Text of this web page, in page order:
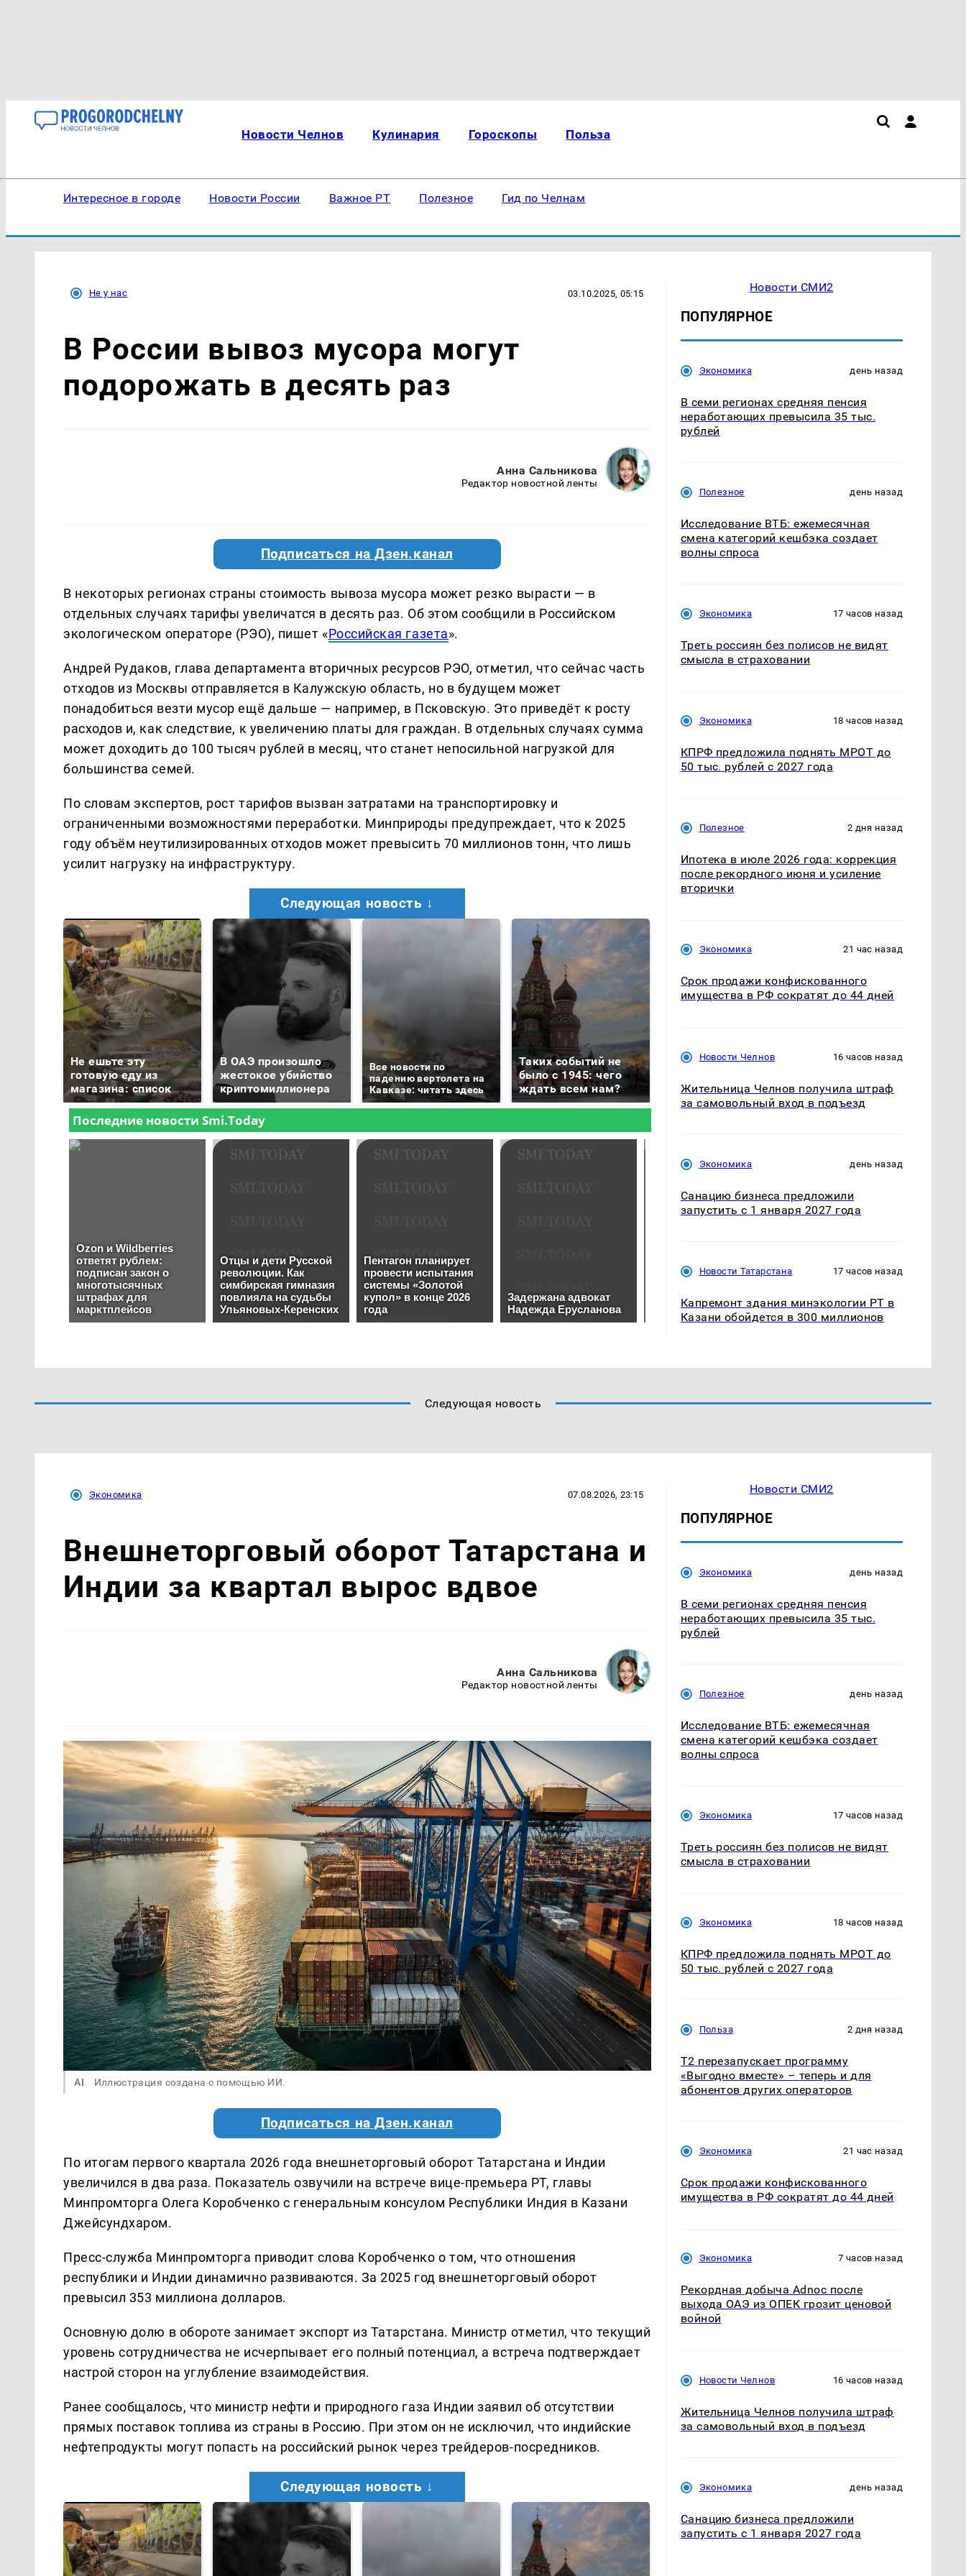
Новости Челнов Кулинария Гороскопы Польза
Интересное в городе Новости России Важное РТ Полезное Гид по Челнам
Не у нас 03.10.2025, 05:15
В России вывоз мусора могут
подорожать в десять раз
Анна Сальникова
Редактор новостной ленты
Подписаться на Дзен.канал
В некоторых регионах страны стоимость вывоза мусора может резко вырасти — в
отдельных случаях тарифы увеличатся в десять раз. Об этом сообщили в Российском
экологическом операторе (РЭО), пишет «Российская газета».
Андрей Рудаков, глава департамента вторичных ресурсов РЭО, отметил, что сейчас часть
отходов из Москвы отправляется в Калужскую область, но в будущем может
понадобиться везти мусор ещё дальше — например, в Псковскую. Это приведёт к росту
расходов и, как следствие, к увеличению платы для граждан. В отдельных случаях сумма
может доходить до 100 тысяч рублей в месяц, что станет непосильной нагрузкой для
большинства семей.
По словам экспертов, рост тарифов вызван затратами на транспортировку и
ограниченными возможностями переработки. Минприроды предупреждает, что к 2025
году объём неутилизированных отходов может превысить 70 миллионов тонн, что лишь
усилит нагрузку на инфраструктуру.
Следующая новость ↓
Не ешьте эту
готовую еду из
магазина: список
В ОАЭ произошло
жестокое убийство
криптомиллионера
Все новости по
падению вертолета на
Кавказе: читать здесь
Таких событий не
было с 1945: чего
ждать всем нам?
В магазинах России
продукта: что купить?
полицейскую
подожгли.
Новости СМИ2
ПОПУЛЯРНОЕ
Экономика день назад
В семи регионах средняя пенсия
неработающих превысила 35 тыс.
рублей
Полезное день назад
Исследование ВТБ: ежемесячная
смена категорий кешбэка создает
волны спроса
Экономика 17 часов назад
Треть россиян без полисов не видят
смысла в страховании
Экономика 18 часов назад
КПРФ предложила поднять МРОТ до
50 тыс. рублей с 2027 года
Полезное 2 дня назад
Ипотека в июле 2026 года: коррекция
после рекордного июня и усиление
вторички
Экономика 21 час назад
Срок продажи конфискованного
имущества в РФ сократят до 44 дней
Новости Челнов 16 часов назад
Жительница Челнов получила штраф
за самовольный вход в подъезд
Экономика день назад
Санацию бизнеса предложили
запустить с 1 января 2027 года
Новости Татарстана 17 часов назад
Капремонт здания минэкологии РТ в
Казани обойдется в 300 миллионов
Следующая новость
Экономика 07.08.2026, 23:15
Внешнеторговый оборот Татарстана и
Индии за квартал вырос вдвое
Анна Сальникова
Редактор новостной ленты
AI Иллюстрация создана с помощью ИИ.
Подписаться на Дзен.канал
По итогам первого квартала 2026 года внешнеторговый оборот Татарстана и Индии
увеличился в два раза. Показатель озвучили на встрече вице-премьера РТ, главы
Минпромторга Олега Коробченко с генеральным консулом Республики Индия в Казани
Джейсундхаром.
Пресс-служба Минпромторга приводит слова Коробченко о том, что отношения
республики и Индии динамично развиваются. За 2025 год внешнеторговый оборот
превысил 353 миллиона долларов.
Основную долю в обороте занимает экспорт из Татарстана. Министр отметил, что текущий
уровень сотрудничества не исчерпывает его полный потенциал, а встреча подтверждает
настрой сторон на углубление взаимодействия.
Ранее сообщалось, что министр нефти и природного газа Индии заявил об отсутствии
прямых поставок топлива из страны в Россию. При этом он не исключил, что индийские
нефтепродукты могут попасть на российский рынок через трейдеров-посредников.
Следующая новость ↓
Новости СМИ2
ПОПУЛЯРНОЕ
Экономика день назад
В семи регионах средняя пенсия
неработающих превысила 35 тыс.
рублей
Полезное день назад
Исследование ВТБ: ежемесячная
смена категорий кешбэка создает
волны спроса
Экономика 17 часов назад
Треть россиян без полисов не видят
смысла в страховании
Экономика 18 часов назад
КПРФ предложила поднять МРОТ до
50 тыс. рублей с 2027 года
Польза 2 дня назад
Т2 перезапускает программу
«Выгодно вместе» – теперь и для
абонентов других операторов
Экономика 21 час назад
Срок продажи конфискованного
имущества в РФ сократят до 44 дней
Экономика 7 часов назад
Рекордная добыча Adnoc после
выхода ОАЭ из ОПЕК грозит ценовой
войной
Новости Челнов 16 часов назад
Жительница Челнов получила штраф
за самовольный вход в подъезд
Экономика день назад
Санацию бизнеса предложили
запустить с 1 января 2027 года